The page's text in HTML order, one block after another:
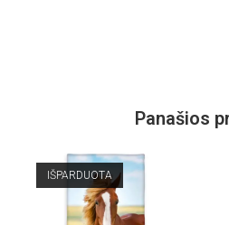
Panašios
IŠPARDUOTA